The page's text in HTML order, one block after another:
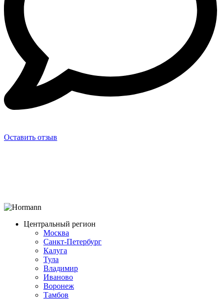
Оставить отзыв
Центральный регион
Москва
Санкт-Петербург
Калуга
Тула
Владимир
Иваново
Воронеж
Тамбов